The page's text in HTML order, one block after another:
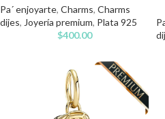
Pa´ enjoyarte, Charms, Charms
dijes, Joyería premium, Plata 925
$400.00